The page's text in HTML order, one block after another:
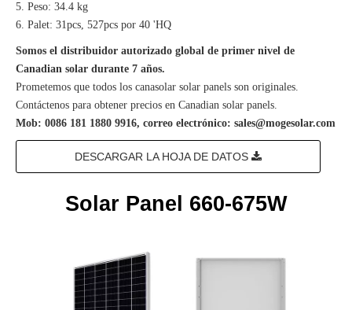
5. Peso: 34.4 kg
6. Palet: 31pcs, 527pcs por 40 'HQ
Somos el distribuidor autorizado global de primer nivel de
Canadian solar durante 7 años.
Prometemos que todos los canasolar solar panels son originales.
Contáctenos para obtener precios en Canadian solar panels.
Mob: 0086 181 1880 9916, correo electrónico: sales@mogesolar.com
DESCARGAR LA HOJA DE DATOS
Solar Panel 660-675W